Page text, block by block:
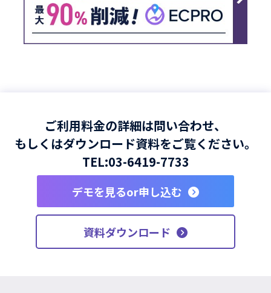
ご利用料金の詳細は問い合わせ、
もしくはダウンロード資料をご覧ください。
TEL:03-6419-7733
デモを見るor申し込む
資料ダウンロード